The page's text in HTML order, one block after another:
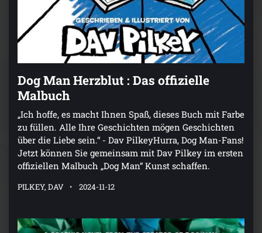
Dog Man Herzblut : Das offizielle
Malbuch
„Ich hoffe, es macht Ihnen Spaß, dieses Buch mit Farbe
zu füllen. Alle Ihre Geschichten mögen Geschichten
über die Liebe sein.“ - Dav PilkeyHurra, Dog Man-Fans!
Jetzt können Sie gemeinsam mit Dav Pilkey im ersten
offiziellen Malbuch „Dog Man“ Kunst schaffen.
PILKEY, DAV 2024-11-12